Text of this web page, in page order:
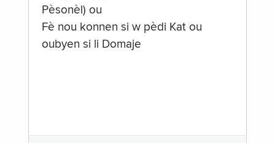
Pèsonèl) ou
Fè nou konnen si w pèdi Kat ou
oubyen si li Domaje